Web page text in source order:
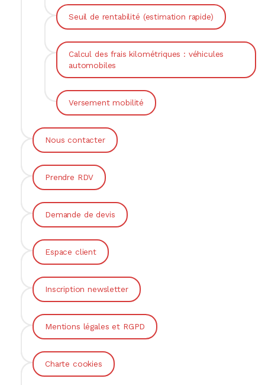
Seuil de rentabilité (estimation rapide)
Calcul des frais kilométriques : véhicules
automobiles
Versement mobilité
Nous contacter
Prendre RDV
Demande de devis
Espace client
Inscription newsletter
Mentions légales et RGPD
Charte cookies